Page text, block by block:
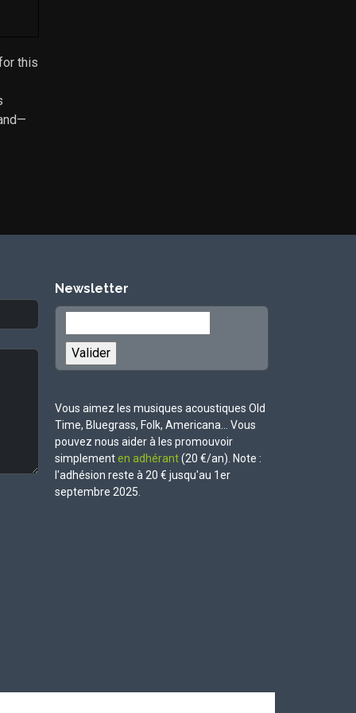
this
Newsletter
Vous aimez les musiques acoustiques Old
Time, Bluegrass, Folk, Americana... Vous
pouvez nous aider à les promouvoir
simplement en adhérant(20 €/an). Note :
l'adhésion reste à 20 € jusqu'au 1er
septembre 2025.